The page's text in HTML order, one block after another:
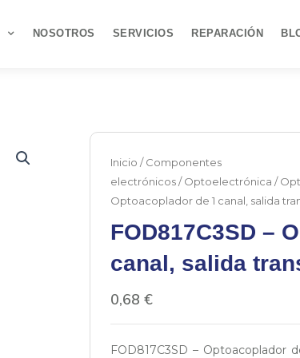
NOSOTROS SERVICIOS REPARACIÓN
Inicio /Componentes
electrónicos/Optoelectrónica /
Optoacoplador de 1 canal, salida
FOD817C3SD –
canal, salida
0,68 €
FOD817C3SD – Optoacoplador